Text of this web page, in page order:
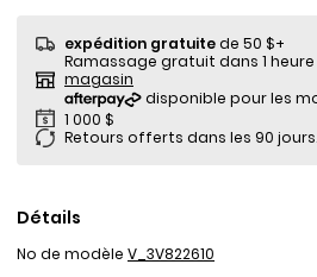
expédition gratuitede 50 $+
Ramassage gratuit dans 1 heure
magasin
Retours offerts dans les 90 jours.
Détails
No de modèle V_3V822610